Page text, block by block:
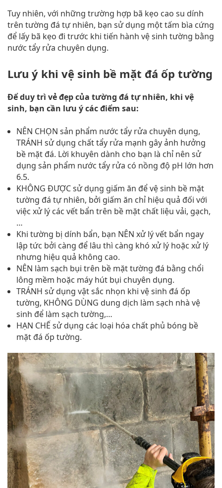
Tuy nhiên, với những trường hợp bã kẹo cao su dính
trên tường đá tự nhiên, bạn sử dụng một tấm bìa cứng
để lấy bã kẹo đi trước khi tiến hành vệ sinh tường bằng
nước tẩy rửa chuyên dụng.
Lưu ý khi vệ sinh bề mặt đá ốp tường
Để duy trì vẻ đẹp của tường đá tự nhiên, khi vệ
sinh, bạn cần lưu ý các điểm sau:
NÊN CHỌN sản phẩm nước tẩy rửa chuyên dụng,
TRÁNH sử dụng chất tẩy rửa mạnh gây ảnh hưởng
bề mặt đá. Lời khuyên dành cho bạn là chỉ nên sử
dụng sản phẩm nước tẩy rửa có nồng độ pH lớn hơn
6.5.
KHÔNG ĐƯỢC sử dụng giấm ăn để vệ sinh bề mặt
tường đá tự nhiên, bởi giấm ăn chỉ hiệu quả đối với
việc xử lý các vết bẩn trên bề mặt chất liệu vải, gạch,
…
Khi tường bị dính bẩn, bạn NÊN xử lý vết bẩn ngay
lập tức bởi càng để lâu thì càng khó xử lý hoặc xử lý
nhưng hiệu quả không cao.
NÊN làm sạch bụi trên bề mặt tường đá bằng chổi
lông mềm hoặc máy hút bụi chuyên dụng.
TRÁNH sử dụng vật sắc nhọn khi vệ sinh đá ốp
tường, KHÔNG DÙNG dung dịch làm sạch nhà vệ
sinh để làm sạch tường,…
HẠN CHẾ sử dụng các loại hóa chất phủ bóng bề
mặt đá ốp tường.